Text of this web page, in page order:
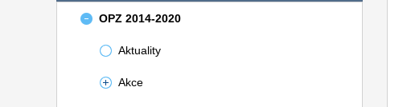
OPZ 2014-2020
Aktuality
Akce